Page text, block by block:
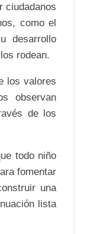
ciudadanos
como el
desarrollo
rodean.
los valores
observan
de los
todo niño
fomentar
una
lista